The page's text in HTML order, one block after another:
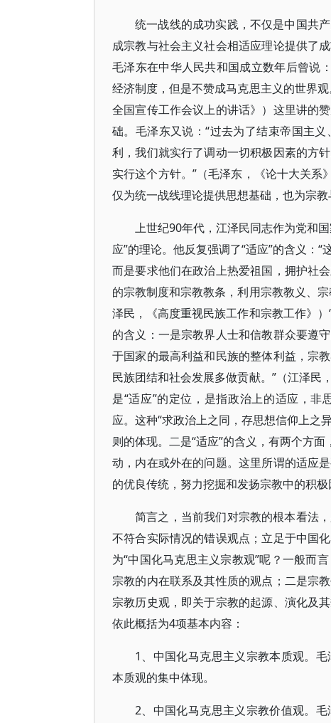
统一战线的成功实践，不仅是中国共
成宗教与社会主义社会相适应理论提供了
毛泽东在中华人民共和国成立数年后曾说
经济制度，但是不赞成马克思主义的世界
全国宣传工作会议上的讲话》）这里讲的
础。毛泽东又说：“过去为了结束帝国主
利，我们就实行了调动一切积极因素的方
实行这个方针。”（毛泽东，《论十大关系
仅为统一战线理论提供思想基础，也为宗
上世纪90年代，江泽民同志作为党和
应”的理论。他反复强调了“适应”的含义：
而是要求他们在政治上热爱祖国，拥护社
的宗教制度和宗教教条，利用宗教教义、
泽民，《高度重视民族工作和宗教工作》
的含义：一是宗教界人士和信教群众要遵
于国家的最高利益和民族的整体利益，宗
民族团结和社会发展多做贡献。”（江泽民
是“适应”的定位，是指政治上的适应，
应。这种“求政治上之同，存思想信仰上之
则的体现。二是“适应”的含义，有两个方
动，内在或外在的问题。这里所谓的适应
的优良传统，努力挖掘和发扬宗教中的积极
简言之，当前我们对宗教的根本看法
不符合实际情况的错误观点；立足于中国
为“中国化马克思主义宗教观”呢？一般而
宗教的内在联系及其性质的观点；二是宗
宗教历史观，即关于宗教的起源、演化及
依此概括为4项基本内容：
1、中国化马克思主义宗教本质观。
本质观的集中体现。
2、中国化马克思主义宗教价值观。